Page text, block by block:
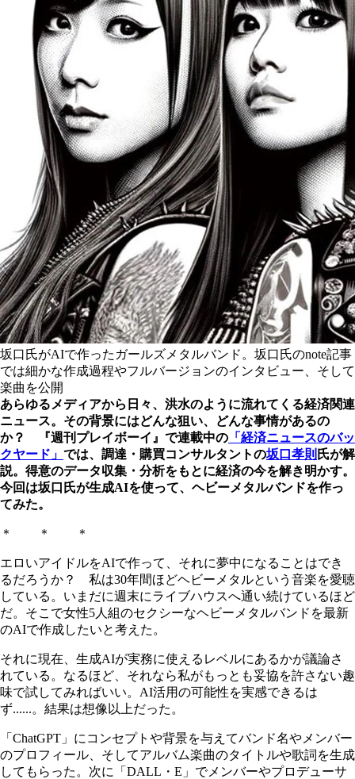
坂口氏がAIで作ったガールズメタルバンド。坂口氏のnote記事
では細かな作成過程やフルバージョンのインタビュー、そして
楽曲を公開
あらゆるメディアから日々、洪水のように流れてくる経済関連
ニュース。その背景にはどんな狙い、どんな事情があるの
か？ 『週刊プレイボーイ』で連載中の 「経済ニュースのバッ
クヤード」 では、調達・購買コンサルタントの坂口孝則 氏が解
説。得意のデータ収集・分析をもとに経済の今を解き明かす。
今回は坂口氏が生成AIを使って、ヘビーメタルバンドを作っ
てみた。
＊ ＊ ＊
エロいアイドルをAIで作って、それに夢中になることはでき
るだろうか？ 私は30年間ほどヘビーメタルという音楽を愛聴
している。いまだに週末にライブハウスへ通い続けているほど
だ。そこで女性5人組のセクシーなヘビーメタルバンドを最新
のAIで作成したいと考えた。
それに現在、生成AIが実務に使えるレベルにあるかが議論さ
れている。なるほど、それなら私がもっとも妥協を許さない趣
味で試してみればいい。AI活用の可能性を実感できるは
ず......。結果は想像以上だった。
「ChatGPT」にコンセプトや背景を与えてバンド名やメンバー
のプロフィール、そしてアルバム楽曲のタイトルや歌詞を生成
してもらった。次に「DALL・E」でメンバーやプロデューサ